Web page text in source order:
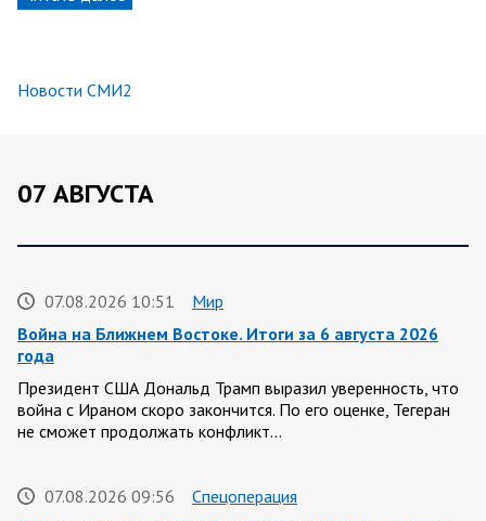
Новости СМИ2
07 АВГУСТА
07.08.2026 10:51
Мир
Война на Ближнем Востоке. Итоги за 6 августа 2026
года
Президент США Дональд Трамп выразил уверенность, что
война с Ираном скоро закончится. По его оценке, Тегеран
не сможет продолжать конфликт…
07.08.2026 09:56
Спецоперация